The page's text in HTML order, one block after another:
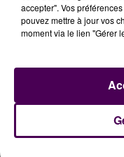
À LA UNE
31
accepter". Vos
pouvez mettre à jour vos
moment via le lien "Gérer